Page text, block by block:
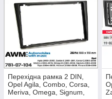
Перехідна рамка 2 DIN,
Opel Agila, Combo, Corsa,
Meriva, Omega, Signum,